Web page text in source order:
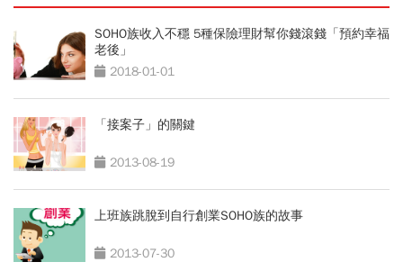
SOHO族收入不穩 5種保險理財幫你錢滾錢「預約幸福
老後」
2018-01-01
「接案子」的關鍵
2013-08-19
上班族跳脫到自行創業SOHO族的故事
2013-07-30